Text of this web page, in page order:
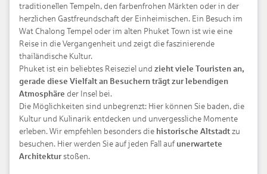
traditionellen Tempeln, den farbenfrohen Märkten oder in der
herzlichen Gastfreundschaft der Einheimischen. Ein Besuch im
Wat Chalong Tempel oder im alten Phuket Town ist wie eine
Reise in die Vergangenheit und zeigt die faszinierende
thailändische Kultur.
Phuket ist ein beliebtes Reiseziel und zieht viele Touristen an,
gerade diese Vielfalt an Besuchern trägt zur lebendigen
Atmosphäre der Insel bei.
Die Möglichkeiten sind unbegrenzt: Hier können Sie baden, die
Kultur und Kulinarik entdecken und unvergessliche Momente
erleben. Wir empfehlen besonders die historische Altstadt zu
besuchen. Hier werden Sie auf jeden Fall auf unerwartete
Architekturstoßen.